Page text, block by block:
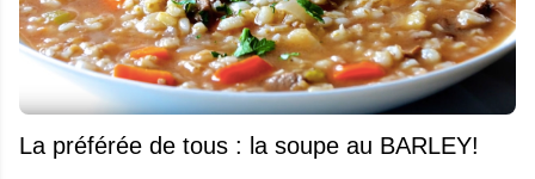
La préférée de tous : la soupe au BARLEY!